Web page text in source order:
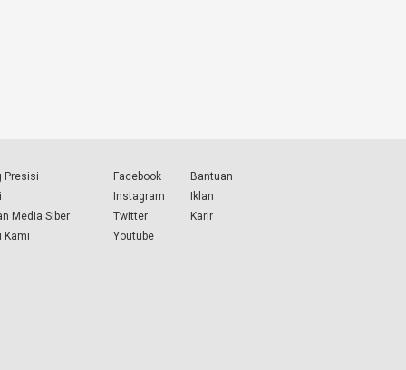
Presisi
Media Siber
Kami
Facebook
Instagram
Twitter
Youtube
Bantuan
Iklan
Karir